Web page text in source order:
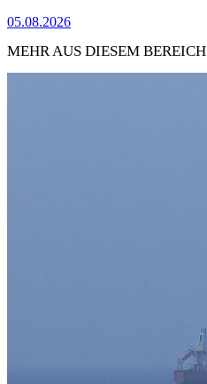
05.08.2026
MEHR AUS DIESEM BEREICH